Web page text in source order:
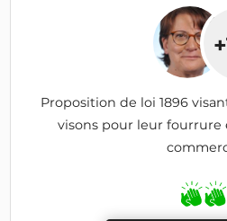
Proposition de loi 1896
visons pour leur fourrure